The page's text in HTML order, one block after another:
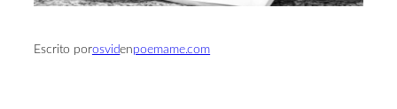
Escrito porosvidenpoemame.com